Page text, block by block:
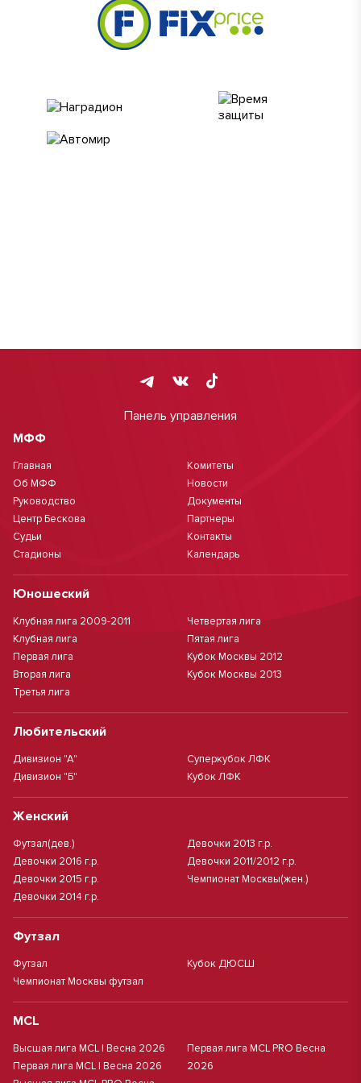
Панель управления
МФФ
Главная
Об МФФ
Руководство
Центр Бескова
Судьи
Стадионы
Комитеты
Новости
Документы
Партнеры
Контакты
Календарь
Юношеский
Клубная лига 2009-2011
Клубная лига
Первая лига
Вторая лига
Третья лига
Четвертая лига
Пятая лига
Кубок Москвы 2012
Кубок Москвы 2013
Любительский
Дивизион "А"
Дивизион "Б"
Суперкубок ЛФК
Кубок ЛФК
Женский
Футзал(дев.)
Девочки 2016 г.р.
Девочки 2015 г.р.
Девочки 2014 г.р.
Девочки 2013 г.р.
Девочки 2011/2012 г.р.
Чемпионат Москвы(жен.)
Футзал
Футзал
Чемпионат Москвы футзал
Кубок ДЮСШ
MCL
Высшая лига MCL | Весна 2026
Первая лига MCL | Весна 2026
Первая лига MCL PRO Весна
2026